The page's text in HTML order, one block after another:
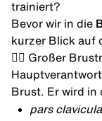
trainiert?
Bevor wir in die
kurzer Blick auf
👉🏼 Großer
Brust. Er wird in
pars